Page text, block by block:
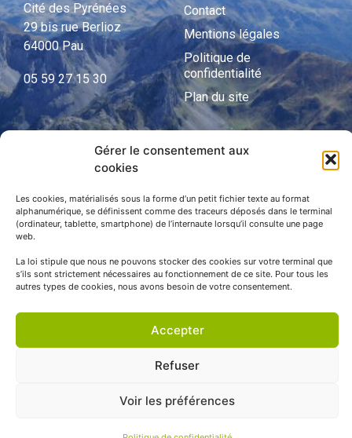
Gérer le consentement aux
cookies
Les cookies, matérialisés sous la forme d’un petit fichier texte au format
alphanumérique, se définissent comme des traceurs déposés dans le terminal
(ordinateur, tablette, smartphone) de l’internaute lorsqu’il consulte une page
web.
La loi stipule que nous ne pouvons stocker des cookies sur votre terminal que
s’ils sont strictement nécessaires au fonctionnement de ce site. Pour tous les
autres types de cookies, nous avons besoin de votre consentement.
Accepter
Refuser
Voir les préférences
Cité des Pyrénées
29 bis rue Berlioz
64000 Pau
05 59 27 15 30
Contact
Mentions légales
Politique de
confidentialité
Plan du site
Parc national des Pyrénées
© APNP Copyright Tous droits réservés © 1970 - 2023 | Une
réalisation Happiness -Agence de communication